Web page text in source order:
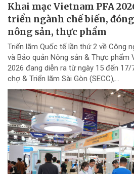
Khai mạc Vietnam PFA
triển ngành chế biến, đóng
nông sản, thực phẩm
Triển lãm Quốc tế lần thứ 2 về Công
và Bảo quản Nông sản & Thực phẩm
2026 đang diễn ra từ ngày 15 đến
chợ & Triển lãm Sài Gòn (SECC),...